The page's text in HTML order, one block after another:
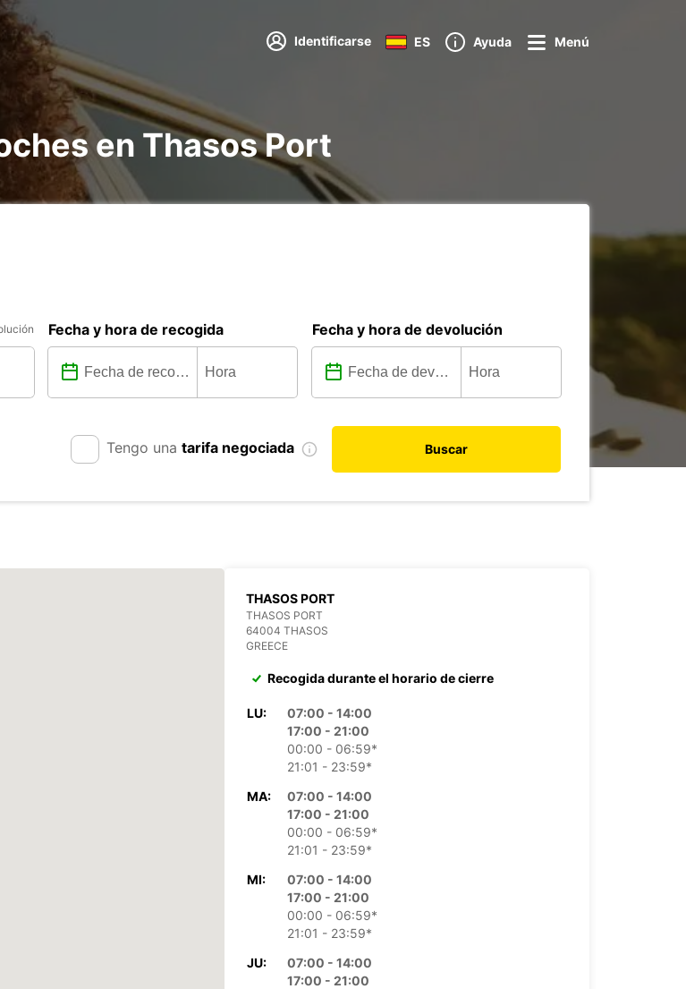
Identificarse ES Ayuda Menú
en Thasos Port
Fecha y hora de recogida Fecha y hora de devolución
Tengo una tarifa negociada Buscar
THASOS PORT
THASOS PORT
64004 THASOS
GREECE
Recogida durante el horario de cierre
LU:
07:00 - 14:00
17:00 - 21:00
00:00 - 06:59*
21:01 - 23:59*
MA:
07:00 - 14:00
17:00 - 21:00
00:00 - 06:59*
21:01 - 23:59*
MI:
07:00 - 14:00
17:00 - 21:00
00:00 - 06:59*
21:01 - 23:59*
JU:
07:00 - 14:00
17:00 - 21:00